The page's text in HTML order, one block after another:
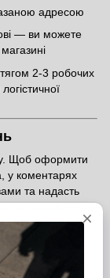
адресою
— ви можете
2-3 робочих
Щоб оформити
у коментарях
та надасть
та строків.
чи